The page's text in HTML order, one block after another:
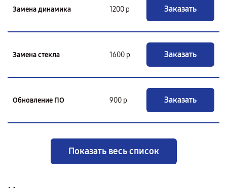
Замена динамика 1200 р Заказать
Замена стекла 1600 р Заказать
Обновление ПО 900 р Заказать
Показать весь список